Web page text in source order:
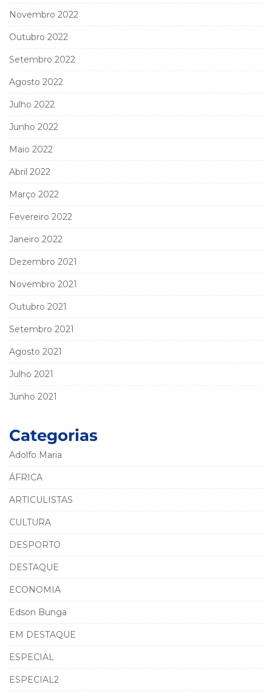
Novembro 2022
Outubro 2022
Setembro 2022
Agosto 2022
Julho 2022
Junho 2022
Maio 2022
Abril 2022
Março 2022
Fevereiro 2022
Janeiro 2022
Dezembro 2021
Novembro 2021
Outubro 2021
Setembro 2021
Agosto 2021
Julho 2021
Junho 2021
Categorias
Adolfo Maria
ÁFRICA
ARTICULISTAS
CULTURA
DESPORTO
DESTAQUE
ECONOMIA
Edson Bunga
EM DESTAQUE
ESPECIAL
ESPECIAL2